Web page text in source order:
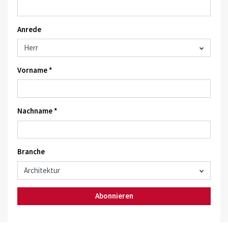
Anrede
Vorname *
Nachname *
Branche
Abonnieren